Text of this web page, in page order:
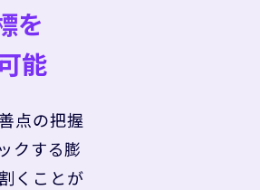
を
能
点の把握
クする膨
くことが